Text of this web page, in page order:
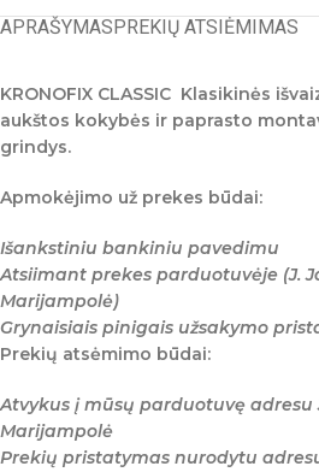
APRAŠYMASPREKIŲ ATSIĖMIMAS
KRONOFIX CLASSIC Klasikinės
aukštos kokybės ir paprasto
grindys.
Apmokėjimo už prekes būdai:
Išankstiniu bankiniu pavedimu
Atsiimant prekes parduotuvėje (J.
Marijampolė)
Grynaisiais pinigais užsakymo
Prekių atsėmimo būdai:
Atvykus į mūsų parduotuvę adresu
Marijampolė
Prekių pristatymas nurodytu